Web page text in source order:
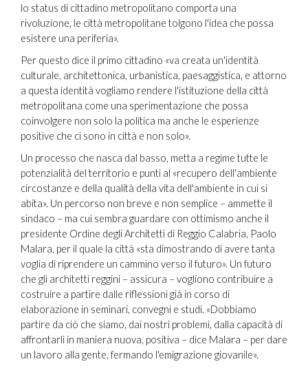
lo status di cittadino metropolitano comporta una
rivoluzione, le città metropolitane tolgono l'idea che possa
esistere una periferia».
Per questo dice il primo cittadino «va creata un'identità
culturale, architettonica, urbanistica, paesaggistica, e attorno
a questa identità vogliamo rendere l'istituzione della città
metropolitana come una sperimentazione che possa
coinvolgere non solo la politica ma anche le esperienze
positive che ci sono in città e non solo».
Un processo che nasca dal basso, metta a regime tutte le
potenzialità del territorio e punti al «recupero dell'ambiente
circostanze e della qualità della vita dell'ambiente in cui si
abita». Un percorso non breve e non semplice – ammette il
sindaco – ma cui sembra guardare con ottimismo anche il
presidente Ordine degli Architetti di Reggio Calabria, Paolo
Malara, per il quale la città «sta dimostrando di avere tanta
voglia di riprendere un cammino verso il futuro». Un futuro
che gli architetti reggini – assicura – vogliono contribuire a
costruire a partire dalle riflessioni già in corso di
elaborazione in seminari, convegni e studi. «Dobbiamo
partire da ciò che siamo, dai nostri problemi, dalla capacità di
affrontarli in maniera nuova, positiva – dice Malara – per dare
un lavoro alla gente, fermando l'emigrazione giovanile».